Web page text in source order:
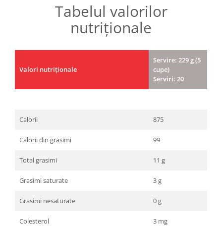
Tabelul valorilor
nutriționale
Valori nutriționale
Servire: 229 g (5
cupe)
Serviri: 20
Calorii 875
Calorii din grasimi 99
Total grasimi 11 g
Grasimi saturate 3 g
Grasimi nesaturate 0 g
Colesterol 3 mg